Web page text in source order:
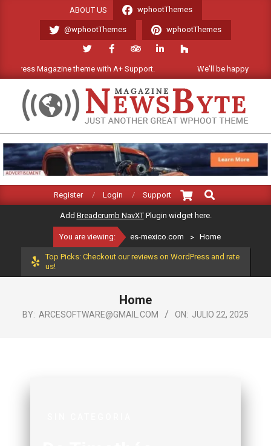
ABOUT US wphootThemes
@wphootThemes wphootThemes
theme with A+ Support. We'll be happy to help! 24x7
ES-
MEXICO.COM
Navigation
Register Login Support
Search
Add Breadcrumb NavXTPlugin widget here.
You are viewing: es-mexico.com > Home
Top Picks: Checkout our reviews on WordPress and rate
us!
Home
BY: ARCESOFTWARE@GMAIL.COM ON: JULIO 22, 2025